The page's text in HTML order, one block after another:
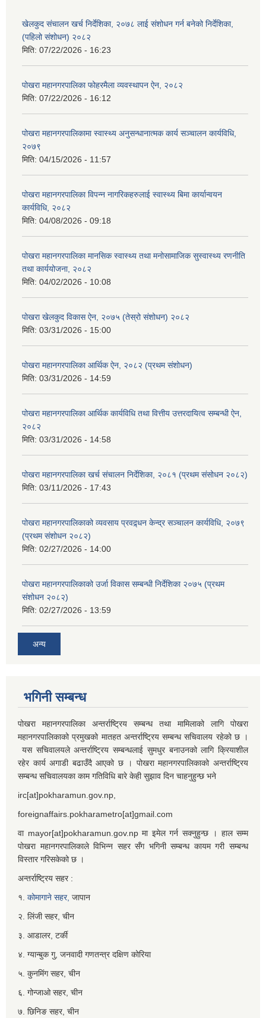
खेलकुद संचालन खर्च निर्देशिका, २०७८ लाई संशोधन गर्न बनेको निर्देशिका,
(पहिलो संशोधन) २०८२
मिति: 07/22/2026 - 16:23
पोखरा महानगरपालिका फोहरमैला व्यवस्थापन ऐन, २०८२
मिति: 07/22/2026 - 16:12
पोखरा महानगरपालिकामा स्वास्थ्य अनुसन्धानात्मक कार्य सञ्चालन कार्यविधि,
२०७९
मिति: 04/15/2026 - 11:57
पोखरा महानगरपालिका विपन्न नागरिकहरुलाई स्वास्थ्य बिमा कार्यान्वयन
कार्यविधि, २०८२
मिति: 04/08/2026 - 09:18
पोखरा महानगरपालिका मानसिक स्वास्थ्य तथा मनोसामाजिक सुस्वास्थ्य रणनीति
तथा कार्ययोजना, २०८२
मिति: 04/02/2026 - 10:08
पोखरा खेलकुद विकास ऐन, २०७५ (तेस्रो संशोधन) २०८२
मिति: 03/31/2026 - 15:00
पोखरा महानगरपालिका आर्थिक ऐन, २०८२ (प्रथम संशोधन)
मिति: 03/31/2026 - 14:59
पोखरा महानगरपालिका आर्थिक कार्यविधि तथा वित्तीय उत्तरदायित्व सम्बन्धी ऐन,
२०८२
मिति: 03/31/2026 - 14:58
पोखरा महानगरपालिका खर्च संचालन निर्देशिका, २०८१ (प्रथम संसोधन २०८२)
मिति: 03/11/2026 - 17:43
पोखरा महानगरपालिकाको व्यवसाय प्रवद्र्धन केन्द्र सञ्चालन कार्यविधि, २०७९
(प्रथम संशोधन २०८२)
मिति: 02/27/2026 - 14:00
पोखरा महानगरपालिकाको उर्जा विकास सम्बन्धी निर्देशिका २०७५ (प्रथम
संशोधन २०८२)
मिति: 02/27/2026 - 13:59
अन्य
भगिनी सम्बन्ध
पोखरा महानगरपालिका अन्तर्राष्ट्रिय सम्बन्ध तथा मामिलाको लागि पोखरा
महानगरपालिकाको प्रमुखको मातहत अन्तर्राष्ट्रिय सम्बन्ध सचिवालय रहेको छ ।
यस सचिवालयले अन्तर्राष्ट्रिय सम्बन्धलाई सुमधुर बनाउनको लागि क्रियाशील
रहेर कार्य अगाडी बढाउँदै आएको छ । पोखरा महानगरपालिकाको अन्तर्राष्ट्रिय
सम्बन्ध सचिवालयका काम गतिविधि बारे केही सुझाव दिन चाहनुहुन्छ भने
irc[at]pokharamun.gov.np,
foreignaffairs.pokharametro[at]gmail.com
वा mayor[at]pokharamun.gov.np मा इमेल गर्न सक्नुहुन्छ । हाल सम्म
पोखरा महानगरपालिकाले विभिन्न सहर सँग भगिनी सम्बन्ध कायम गरी सम्बन्ध
विस्तार गरिसकेको छ ।
अन्तर्राष्ट्रिय सहर :
१. कोमागाने सहर, जापान
२. लिंजी सहर, चीन
३. आडालर, टर्की
४. ग्यान्बुक गु, जनवादी गणतन्त्र दक्षिण कोरिया
५. कुनमिंग सहर, चीन
६. गोन्जाओ सहर, चीन
७. छिनिङ सहर, चीन